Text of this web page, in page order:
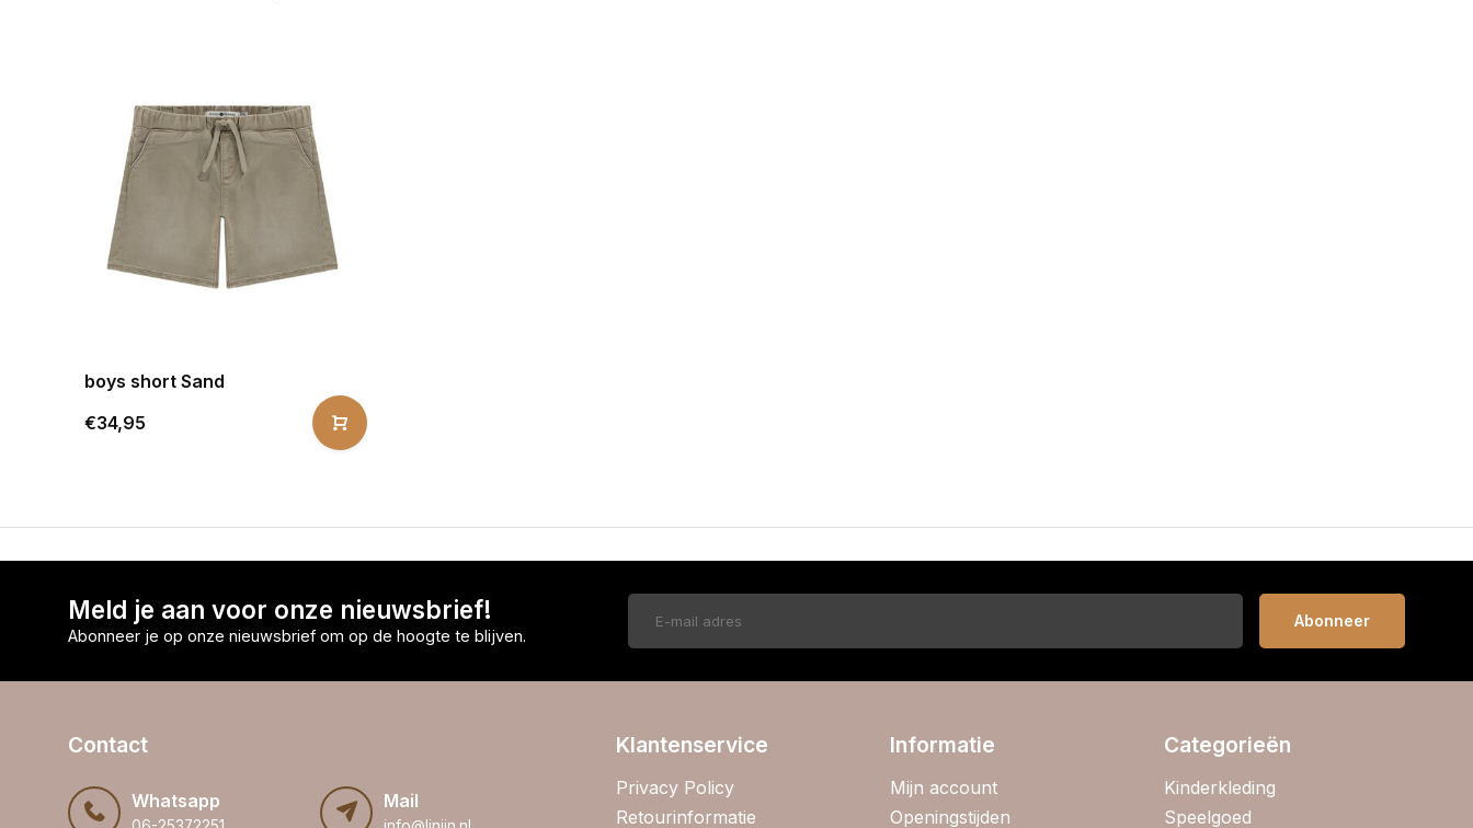
boys short Sand
€34,95
Meld je aan voor onze nieuwsbrief!
Abonneer je op onze nieuwsbrief om op de hoogte te blijven.
Abonneer
Contact
Whatsapp Mail
Klantenservice
Privacy Policy
Retourinformatie
Informatie
Mijn account
Openingstijden
Categorieën
Kinderkleding
Speelgoed